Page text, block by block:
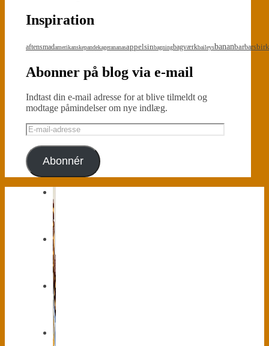
Inspiration
aftensmadamerikanskepandekagerananasappelsinbagningbagværkbaileysbananbarbars
Abonner på blog via e-mail
Indtast din e-mail adresse for at blive tilmeldt og
modtage påmindelser om nye indlæg.
E-
mail-
adresse
Abonnér